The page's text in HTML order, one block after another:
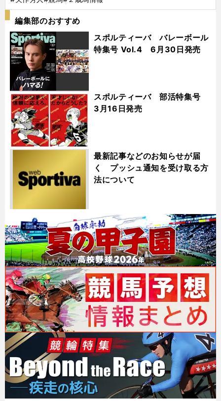
編集部のおすすめ
スポルティーバ バレーボール
特集号 Vol.4 6月30日発売
スポルティーバ 部活特集号
3月16日発売
最新記事などのお知らせが届
く プッシュ通知を受け取る方
法について